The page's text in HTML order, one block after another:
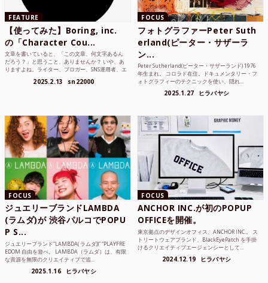
FEATURE
【使ってみた】Boring, inc.
の「Character Cou...
文章を書いていると、「この文章、何文字あるん
だろう？」と思うこと、ありませんか？ いや、あ
りますよね。ライター、ブロガー、SNS運用者、エ
2025.2.13 sn22000
FOCUS
フォトグラファーPeter Suth
erland(ピーター・サザーラ
ン...
Peter Sutherland(ピーター・サザーランド) 1976
年生まれ。 コロラド在住。ドキュメンタリー・フ
ォトグラフィーのテクニックを使い、隠れ...
2025.1.27 ヒラバヤシ
FOCUS
ジュエリーブランドLAMBDA
(ラムダ)が 渋谷パルコでPOPU
P S...
ジュエリーブランド“LAMBDA( ラムダ))” “PLAYFRE
EDOM 自由を遊べ。 LAMBDA（ラムダ）は、有限
な資源を無限のクリエイティブで追...
2025.1.16 ヒラバヤシ
FOCUS
ANCHOR INC.が初のPOPUP
OFFICEを開催。
東京拠点のデザインオフィス、ANCHOR INC.。 ス
トリートウェアブランド、BlackEyePatch を手掛
けるクリエイティブエージェンシーとして...
2024.12.19 ヒラバヤシ